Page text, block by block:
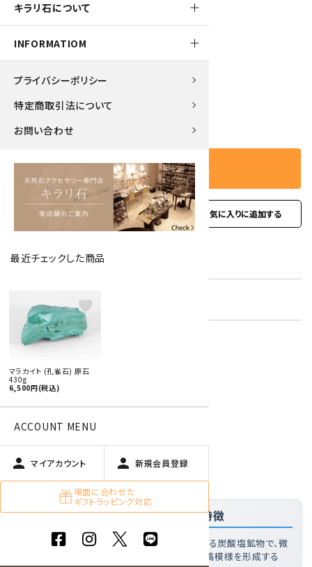
キラリ石について
INFORMATIOM
プライバシーポリシー
特定商取引法について
お問い合わせ
最近チェックした商品
マラカイト (孔雀石) 原石
430g
6,500円(税込)
favorite
ACCOUNT MENU
person マイアカウント person 新規会員登録
場面に合わせた
ギフトラッピング対応
マラカイト (孔雀石) 原石 430g
6,500円(税込)
数量 －
カートに入れる
お問い合わせ favorite
型番: mlc-05
残り1です
この商品を友達に教える
買い物を続ける
商品説明
「マラカイト (孔雀石) 原石 430g」の特徴
マラカイトとは: 銅鉱床の酸化帯で生成される炭酸塩鉱物で、微
細な結晶が層状に堆積し同心円状・波状の縞模様を形成する